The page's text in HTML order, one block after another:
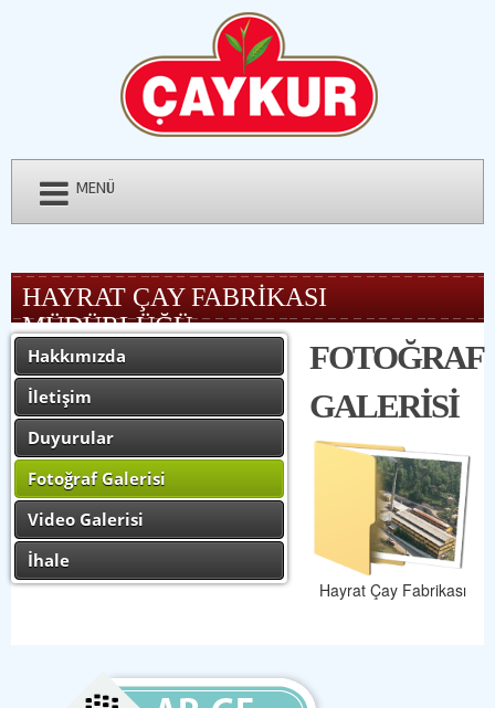
MENÜ
HAYRAT ÇAY FABRİKASI
MÜDÜRLÜĞÜ
Hakkımızda
İletişim
Duyurular
Fotoğraf Galerisi
Video Galerisi
İhale
FOTOĞRAF
GALERİSİ
Hayrat Çay Fabrikası